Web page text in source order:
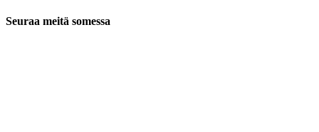
Seuraa meitä somessa